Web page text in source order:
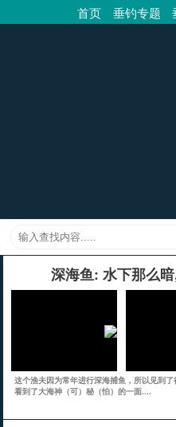
首页 垂钓专题
深海鱼: 水下那么
这个渔夫因为常年进行深海捕鱼，所以见到
看到了大海神（可）秘（怕）的一面....